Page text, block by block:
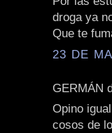
droga ya
Que te
23 DE
GERMÁN
Opino
cosos de